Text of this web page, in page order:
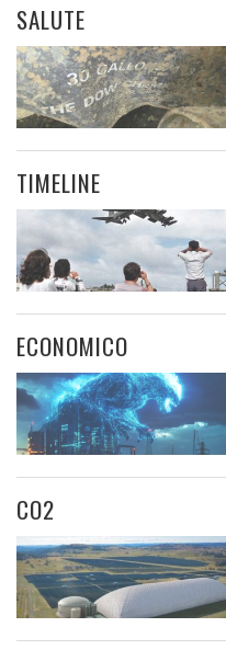
SALUTE
TIMELINE
ECONOMICO
CO2